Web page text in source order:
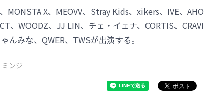
MONSTA X、MEOVV、Stray Kids、xikers、IVE、AHO
、WOODZ、JJ LIN、チェ・イェナ、CORTIS、CRAVI
みな、QWER、TWSが出演する。
ンジ